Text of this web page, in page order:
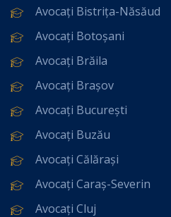
Avocați Bistrița-Năsăud
Avocați Botoșani
Avocați Brăila
Avocați Brașov
Avocați București
Avocați Buzău
Avocați Călărași
Avocați Caraș-Severin
Avocați Cluj